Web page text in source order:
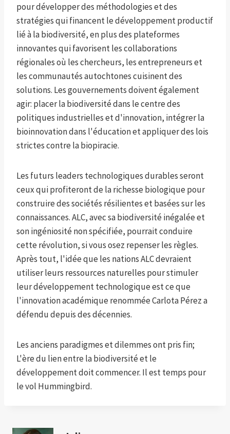
pour développer des méthodologies et des
stratégies qui financent le développement productif
lié à la biodiversité, en plus des plateformes
innovantes qui favorisent les collaborations
régionales où les chercheurs, les entrepreneurs et
les communautés autochtones cuisinent des
solutions. Les gouvernements doivent également
agir: placer la biodiversité dans le centre des
politiques industrielles et d'innovation, intégrer la
bioinnovation dans l'éducation et appliquer des lois
strictes contre la biopiracie.
Les futurs leaders technologiques durables seront
ceux qui profiteront de la richesse biologique pour
construire des sociétés résilientes et basées sur les
connaissances. ALC, avec sa biodiversité inégalée et
son ingéniosité non spécifiée, pourrait conduire
cette révolution, si vous osez repenser les règles.
Après tout, l'idée que les nations ALC devraient
utiliser leurs ressources naturelles pour stimuler
leur développement technologique est ce que
l'innovation académique renommée Carlota Pérez a
défendu depuis des décennies.
Les anciens paradigmes et dilemmes ont pris fin;
L'ère du lien entre la biodiversité et le
développement doit commencer. Il est temps pour
le vol Hummingbird.